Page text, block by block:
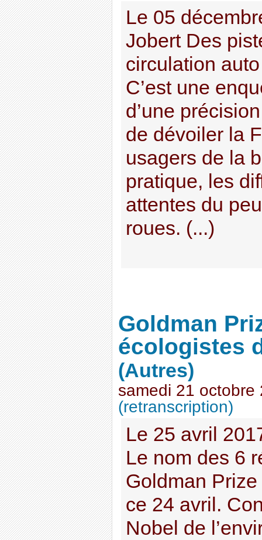
Le 05
Jobert Des
circulation
C’est une
d’une
de dévoiler la
usagers de la
pratique, les
attentes du
roues. (...)
Goldman
écologistes
(Autres)
samedi 21 octobre
(retranscription)
Le 25 avril
Le nom des 6
Goldman
ce 24 avril.
Nobel de